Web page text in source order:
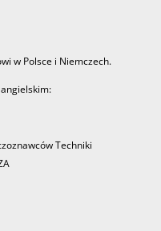
w Polsce i Niemczech.
Techniki